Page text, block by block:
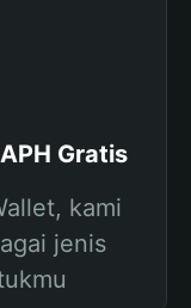
Gratis
kami
jenis